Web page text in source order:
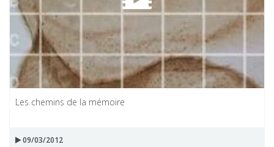
Les chemins de la mémoire
09/03/2012